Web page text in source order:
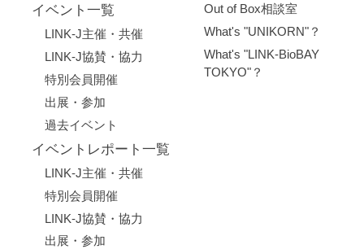
イベント一覧
LINK-J主催・共催
LINK-J協賛・協力
特別会員開催
出展・参加
過去イベント
イベントレポート一覧
LINK-J主催・共催
特別会員開催
LINK-J協賛・協力
出展・参加
Out of Box相談室
What's "UNIKORN"？
What's "LINK-BioBAY
TOKYO"？